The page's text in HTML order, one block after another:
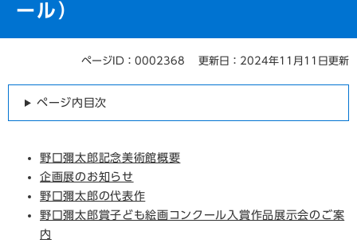
ール）
ページID：0002368 更新日：2024年11月11日更新
ページ内目次
野口彌太郎記念美術館概要
企画展のお知らせ
野口彌太郎の代表作
野口彌太郎賞子ども絵画コンクール入賞作品展示会のご案
内